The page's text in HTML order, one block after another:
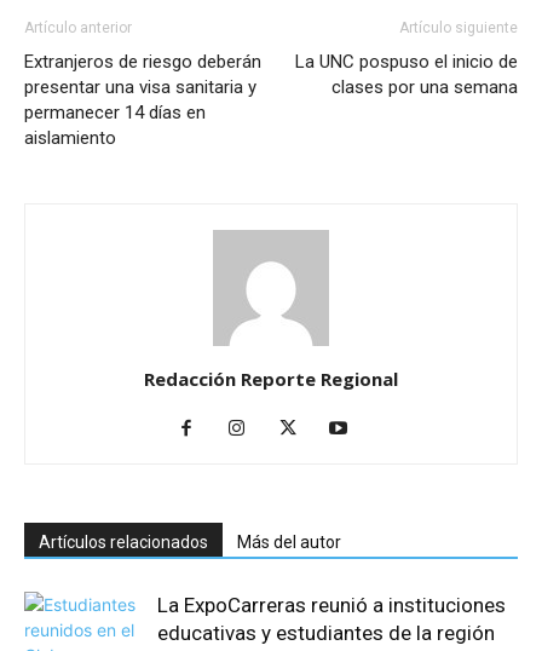
Artículo anterior
Extranjeros de riesgo deberán
presentar una visa sanitaria y
permanecer 14 días en
aislamiento
Artículo siguiente
La UNC pospuso el inicio de
clases por una semana
Redacción Reporte Regional
Artículos relacionados Más del autor
La ExpoCarreras reunió a instituciones
educativas y estudiantes de la región